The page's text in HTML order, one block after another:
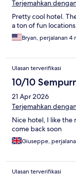
Terjemahkan
Pretty cool hotel.
a ton of fun
Bryan, perjalanan 4
Ulasan terverifikasi
10/10
21 Apr 2026
Terjemahkan
Nice hotel, I like the
come back soon
Giuseppe,
Ulasan terverifikasi